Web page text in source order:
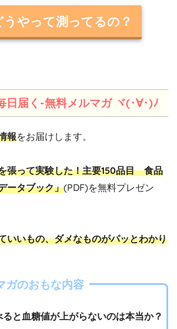
うやって測ってるの？
日届く-無料メルマガ ヾ(･∀･)ﾉ
報をお届けします。
張って実験した！主要150品目 食品
ータブック」(PDF)を無料プレゼン
いいもの、ダメなものがパッとわかり
ガのおもな内容
と血糖値が上がらないのは本当か？